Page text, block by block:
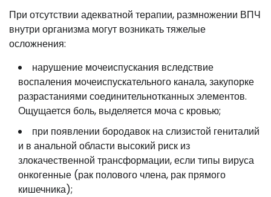
При отсутствии адекватной терапии, размножении ВПЧ
внутри организма могут возникать тяжелые
осложнения:
нарушение мочеиспускания вследствие
воспаления мочеиспускательного канала, закупорке
разрастаниями соединительнотканных элементов.
Ощущается боль, выделяется моча с кровью;
при появлении бородавок на слизистой гениталий
и в анальной области высокий риск из
злокачественной трансформации, если типы вируса
онкогенные (рак полового члена, рак прямого
кишечника);